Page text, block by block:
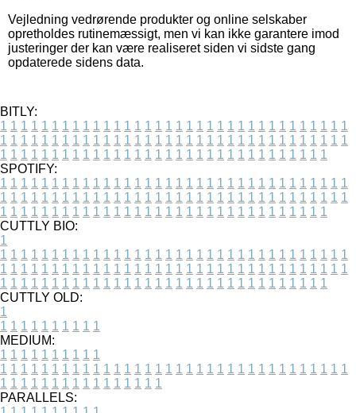
Vejledning vedrørende produkter og online selskaber
opretholdes rutinemæssigt, men vi kan ikke garantere imod
justeringer der kan være realiseret siden vi sidste gang
opdaterede sidens data.
BITLY:
1 1 1 1 1 1 1 1 1 1 1 1 1 1 1 1 1 1 1 1 1 1 1 1 1 1 1 1 1 1 1 1 1 1
1 1 1 1 1 1 1 1 1 1 1 1 1 1 1 1 1 1 1 1 1 1 1 1 1 1 1 1 1 1 1 1 1 1
1 1 1 1 1 1 1 1 1 1 1 1 1 1 1 1 1 1 1 1 1 1 1 1 1 1 1 1 1 1 1 1
SPOTIFY:
1 1 1 1 1 1 1 1 1 1 1 1 1 1 1 1 1 1 1 1 1 1 1 1 1 1 1 1 1 1 1 1 1 1
1 1 1 1 1 1 1 1 1 1 1 1 1 1 1 1 1 1 1 1 1 1 1 1 1 1 1 1 1 1 1 1 1 1
1 1 1 1 1 1 1 1 1 1 1 1 1 1 1 1 1 1 1 1 1 1 1 1 1 1 1 1 1 1 1 1
CUTTLY BIO:
1
1 1 1 1 1 1 1 1 1 1 1 1 1 1 1 1 1 1 1 1 1 1 1 1 1 1 1 1 1 1 1 1 1 1
1 1 1 1 1 1 1 1 1 1 1 1 1 1 1 1 1 1 1 1 1 1 1 1 1 1 1 1 1 1 1 1 1 1
1 1 1 1 1 1 1 1 1 1 1 1 1 1 1 1 1 1 1 1 1 1 1 1 1 1 1 1 1 1 1 1
CUTTLY OLD:
1
1 1 1 1 1 1 1 1 1 1
MEDIUM:
1 1 1 1 1 1 1 1 1 1
1 1 1 1 1 1 1 1 1 1 1 1 1 1 1 1 1 1 1 1 1 1 1 1 1 1 1 1 1 1 1 1 1 1
1 1 1 1 1 1 1 1 1 1 1 1 1 1 1 1
PARALLELS: